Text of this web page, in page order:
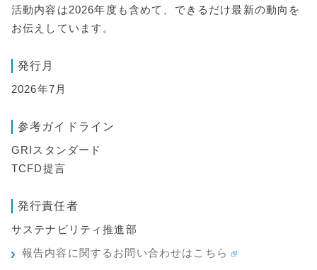
活動内容は2026年度も含めて、できるだけ最新の動向を
お伝えしています。
発行月
2026年7月
参考ガイドライン
GRIスタンダード
TCFD提言
発行責任者
サステナビリティ推進部
報告内容に関するお問い合わせはこちら